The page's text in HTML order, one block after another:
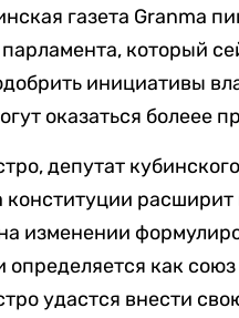
газета Granma
который
инициативы
оказаться болеее
депутат
конституции
изменении
определяется как
удастся внести